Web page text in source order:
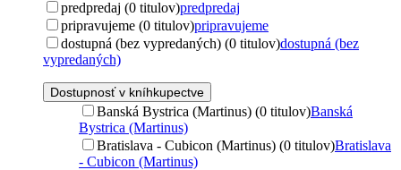
predpredaj (0 titulov)predpredaj
pripravujeme (0 titulov)pripravujeme
dostupná (bez vypredaných) (0 titulov)dostupná (bez
vypredaných)
Dostupnosť v kníhkupectve
Banská Bystrica (Martinus) (0 titulov)Banská
Bystrica (Martinus)
Bratislava - Cubicon (Martinus) (0 titulov)Bratislava
- Cubicon (Martinus)